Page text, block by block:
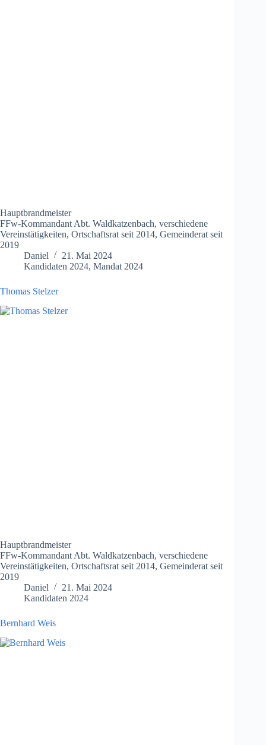
Hauptbrandmeister
FFw-Kommandant Abt. Waldkatzenbach, verschiedene
Vereinstätigkeiten, Ortschaftsrat seit 2014, Gemeinderat seit
2019
Daniel
21. Mai 2024
Kandidaten 2024, Mandat 2024
Thomas Stelzer
Hauptbrandmeister
FFw-Kommandant Abt. Waldkatzenbach, verschiedene
Vereinstätigkeiten, Ortschaftsrat seit 2014, Gemeinderat seit
2019
Daniel
21. Mai 2024
Kandidaten 2024
Bernhard Weis